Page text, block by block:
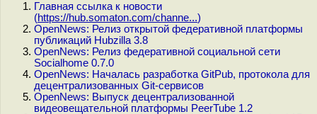
Главная ссылка к новости
(https://hub.somaton.com/channe...)
OpenNews: Релиз открытой федеративной платформы
публикаций Hubzilla 3.8
OpenNews: Релиз федеративной социальной сети
Socialhome 0.7.0
OpenNews: Началась разработка GitPub, протокола для
децентрализованных Git-сервисов
OpenNews: Выпуск децентрализованной
видеовещательной платформы PeerTube 1.2